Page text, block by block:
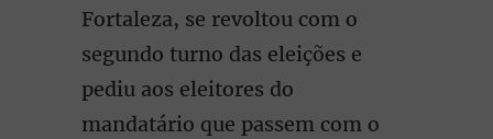
Fortaleza, se revoltou com o
segundo turno das eleições e
pediu aos eleitores do
mandatário que passem com o